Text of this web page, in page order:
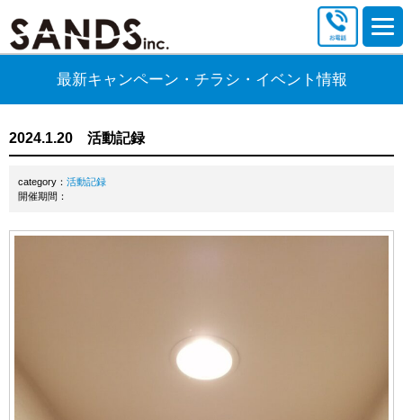
最新キャンペーン・チラシ・イベント情報
2024.1.20 活動記録
category： 活動記録
開催期間：